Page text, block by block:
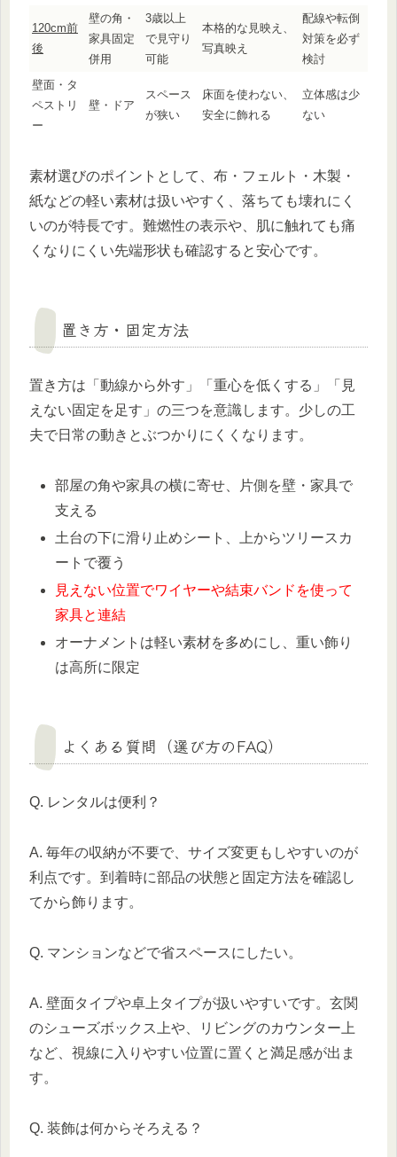
120cm前
後
壁の角・
家具固定
併用
3歳以上
で見守り
可能
本格的な見映え、
写真映え
配線や転倒
対策を必ず
検討
壁面・タ
ペストリ
ー
壁・ドア
スペース
が狭い
床面を使わない、
安全に飾れる
立体感は少
ない
素材選びのポイントとして、布・フェルト・木製・
紙などの軽い素材は扱いやすく、落ちても壊れにく
いのが特長です。難燃性の表示や、肌に触れても痛
くなりにくい先端形状も確認すると安心です。
置き方・固定方法
置き方は「動線から外す」「重心を低くする」「見
えない固定を足す」の三つを意識します。少しの工
夫で日常の動きとぶつかりにくくなります。
部屋の角や家具の横に寄せ、片側を壁・家具で
支える
土台の下に滑り止めシート、上からツリースカ
ートで覆う
見えない位置でワイヤーや結束バンドを使って
家具と連結
オーナメントは軽い素材を多めにし、重い飾り
は高所に限定
よくある質問（選び方のFAQ）
Q. レンタルは便利？
A. 毎年の収納が不要で、サイズ変更もしやすいのが
利点です。到着時に部品の状態と固定方法を確認し
てから飾ります。
Q. マンションなどで省スペースにしたい。
A. 壁面タイプや卓上タイプが扱いやすいです。玄関
のシューズボックス上や、リビングのカウンター上
など、視線に入りやすい位置に置くと満足感が出ま
す。
Q. 装飾は何からそろえる？